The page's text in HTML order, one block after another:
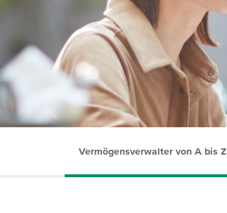
Vermögensverwalter von A bis Z